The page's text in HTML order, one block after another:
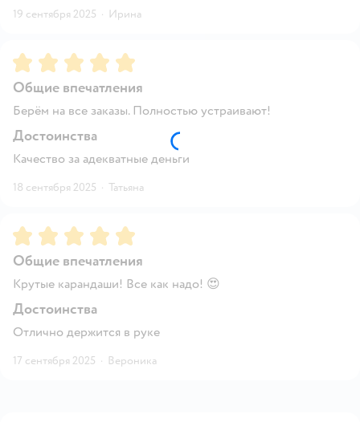
19 сентября 2025 · Ирина
Рейтинг:5
Общие впечатления
Берём на все заказы. Полностью устраивают!
Достоинства
Качество за адекватные деньги
18 сентября 2025 · Татьяна
Рейтинг:5
Общие впечатления
Крутые карандаши! Все как надо! 😍
Достоинства
Отлично держится в руке
17 сентября 2025 · Вероника